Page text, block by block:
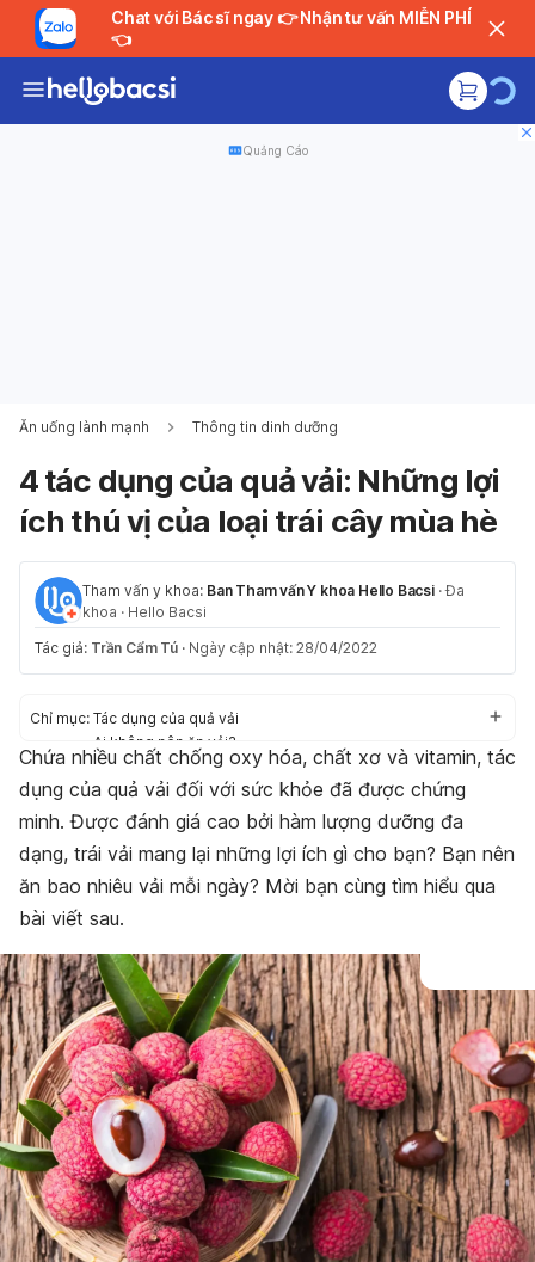
Chat với Bác sĩ ngay 👉 Nhận tư vấn MIỄN PHÍ
👈
Quảng Cáo
Ăn uống lành mạnh Thông tin dinh dưỡng
4 tác dụng của quả vải: Những lợi
ích thú vị của loại trái cây mùa hè
Tham vấn y khoa: Ban Tham vấn Y khoa Hello Bacsi ·Đa
khoa · Hello Bacsi
Tác giả: Trần Cẩm Tú · Ngày cập nhật: 28/04/2022
Chỉ mục: Tác dụng của quả vải
Ai không nên ăn vải?
Một ngày nên có thể bao nhiêu vải?
Chứa nhiều chất chống oxy hóa, chất xơ và vitamin, tác
dụng của quả vải đối với sức khỏe đã được chứng
minh. Được đánh giá cao bởi hàm lượng dưỡng đa
dạng, trái vải mang lại những lợi ích gì cho bạn? Bạn nên
ăn bao nhiêu vải mỗi ngày? Mời bạn cùng tìm hiểu qua
bài viết sau.